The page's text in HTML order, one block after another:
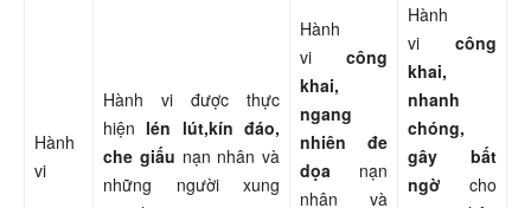
Hành
vi
Hành vi được thực
hiện lén lút,kín đáo,
che giấu nạn nhân và
những người xung
Hành
vi công
khai,
ngang
nhiên đe
dọa nạn
nhân và
Hành
vi công
khai,
nhanh
chóng,
gây bất
ngờ cho